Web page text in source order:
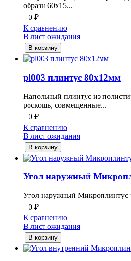
образн 60х15...
0 ₽
К сравнению
В лист ожидания
В корзину
pl003 плинтус 80х12мм
Напольный плинтус из
роскошь, совмещенные...
0 ₽
К сравнению
В лист ожидания
В корзину
Угол наружный
Угол наружный Микроплинтус
0 ₽
К сравнению
В лист ожидания
В корзину